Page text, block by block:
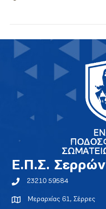
E.Π.Σ. Σερρών
23210 59584
Μεραρχίας 61, Σέρρες